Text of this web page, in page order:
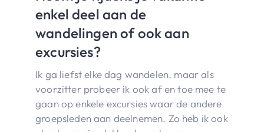
enkel deel aan de
wandelingen of ook aan
excursies?
Ik ga liefst elke dag wandelen, maar als
voorzitter probeer ik ook af en toe mee te
gaan op enkele excursies waar de andere
groepsleden aan deelnemen. Zo heb ik ook